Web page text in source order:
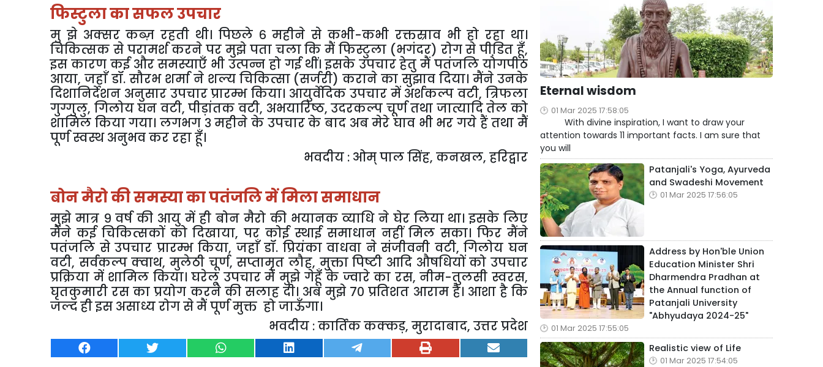
फिस्टुला का सफल उपचार
मु झे अक्सर कब्ज़ रहती थी। पिछले ६ महीने से कभी-कभी रक्तस्राव भी हो रहा था।
चिकित्सक से परामर्श करने पर मुझे पता चला कि मैं फिस्टुला (भगंदर) रोग से पीडि़त हूँ,
इस कारण कई और समस्याएँ भी उत्पन्न हो गई थीं। इसके उपचार हेतु मैं पतंजलि योगपीठ
आया, जहाँ डॉ. सौरभ शर्मा ने शल्य चिकित्सा (सर्जरी) कराने का सुझाव दिया। मैंने उनके
दिशानिर्देशन अनुसार उपचार प्रारम्भ किया। आयुर्वेदिक उपचार में अर्शकल्प वटी,त्रिफला
गुग्गुलु, गिलोय घन वटी,पीड़ांतक वटी, अभयारिष्ठ,उदरकल्प चूर्ण तथा जात्यादि तेल को
शामिल किया गया। लगभग ३ महीने के उपचार के बाद अब मेरे घाव भी भर गये हैं तथा मैं
पूर्ण स्वस्थ अनुभव कर रहा हूँ।
भवदीय : ओम् पाल सिंह, कनखल, हरिद्वार
बोन मैरो की समस्या का पतंजलि में मिला समाधान
मुझे मात्र ९ वर्ष की आयु में ही बोन मैरो की भयानक व्याधि ने घेर लिया था। इसके लिए
मैंने कई चिकित्सकों को दिखाया,पर कोई स्थाई समाधान नहीं मिल सका। फिर मैंने
पतंजलि से उपचार प्रारम्भ किया, जहाँ डॉ. प्रियंका वाधवा ने संजीवनी वटी,गिलोय घन
वटी, सर्वकल्प क्वाथ,मुलेठी चूर्ण,सप्तामृत लौह, मुक्ता पिष्टी आदि औषधियों को उपचार
प्रक्रिया में शामिल किया। घरेलू उपचार में मुझे गेहूँ के ज्वारे का रस,नीम-तुलसी स्वरस,
घृतकुमारी रस का प्रयोग करने की सलाह दी। अब मुझे ७० प्रतिशत आराम है। आशा है कि
जल्द ही इस असाध्य रोग से मैं पूर्ण मुक्त हो जाऊँगा।
भवदीय : कार्तिक कक्कड़, मुरादाबाद, उत्तर प्रदेश
Eternal wisdom
01 Mar 2025 17:58:05
With divine inspiration, I want to draw your
attention towards 11 important facts. I am sure that
you will
Patanjali's Yoga, Ayurveda
and Swadeshi Movement
01 Mar 2025 17:56:05
Address by Hon'ble Union
Education Minister Shri
Dharmendra Pradhan at
the Annual function of
Patanjali University
"Abhyudaya 2024-25"
01 Mar 2025 17:55:05
Realistic view of Life
01 Mar 2025 17:54:05